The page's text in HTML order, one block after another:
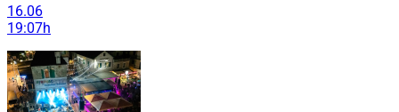
16.06
19:07h